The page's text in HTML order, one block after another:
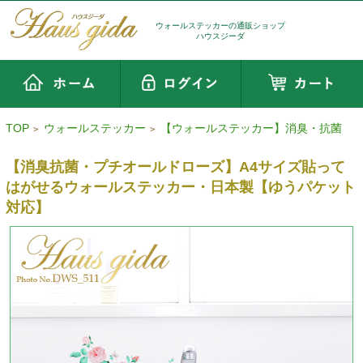
ウォールステッカーの通販ショップ
ハウスジーダ
TOP > ウォールステッカー > 【ウォールステッカー】消臭・抗菌
【消臭抗菌・プチオールドローズ】A4サイズ貼って
はがせるウォールステッカー・日本製【ゆうパケット
対応】